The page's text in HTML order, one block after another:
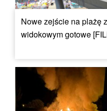
Nowe zejście na plażę
widokowym gotowe